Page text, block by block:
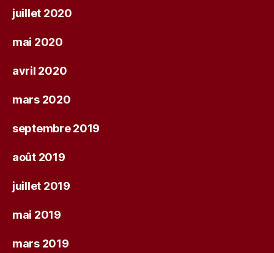
juillet 2020
mai 2020
avril 2020
mars 2020
septembre 2019
août 2019
juillet 2019
mai 2019
mars 2019